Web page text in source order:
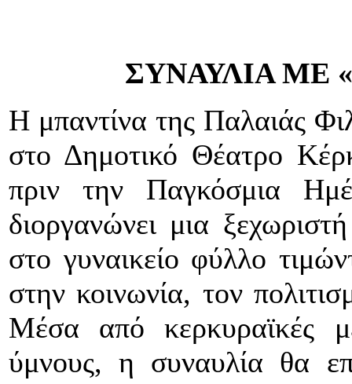
ΣΥΝΑΥΛΙΑ ΜΕ
Η μπαντίνα της Παλαιάς
στο Δημοτικό Θέατρο
πριν την Παγκόσμια
διοργανώνει μια
στο γυναικείο φύλλο
στην κοινωνία, τον
Μέσα από κερκυραϊκές
ύμνους, η συναυλία θα